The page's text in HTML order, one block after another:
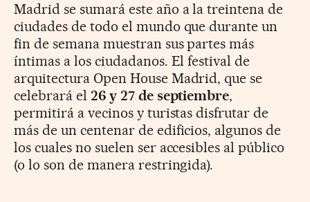
Madrid se sumará este año a la treintena de
ciudades de todo el mundo que durante un
fin de semana muestran sus partes más
íntimas a los ciudadanos. El festival de
arquitectura Open House Madrid, que se
celebrará el 26 y 27 de septiembre,
permitirá a vecinos y turistas disfrutar de
más de un centenar de edificios, algunos de
los cuales no suelen ser accesibles al público
(o lo son de manera restringida).